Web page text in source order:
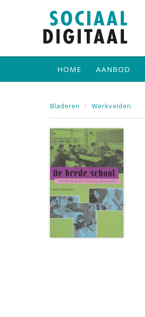
HOME AANBOD
Bladeren Werkvelden